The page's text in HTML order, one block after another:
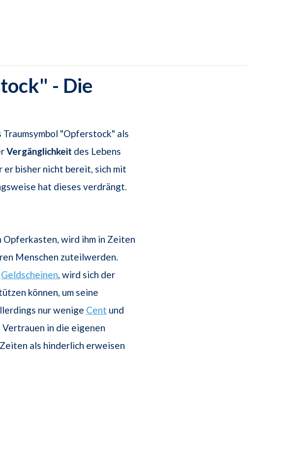
- Die
"Opferstock" als
Vergänglichkeit des Lebens
bisher nicht bereit, sich mit
hat dieses verdrängt.
Opferkasten, wird ihm in Zeiten
Menschen zuteilwerden.
Geldscheinen, wird sich der
können, um seine
nur wenige Cent und
Vertrauen in die eigenen
als hinderlich erweisen